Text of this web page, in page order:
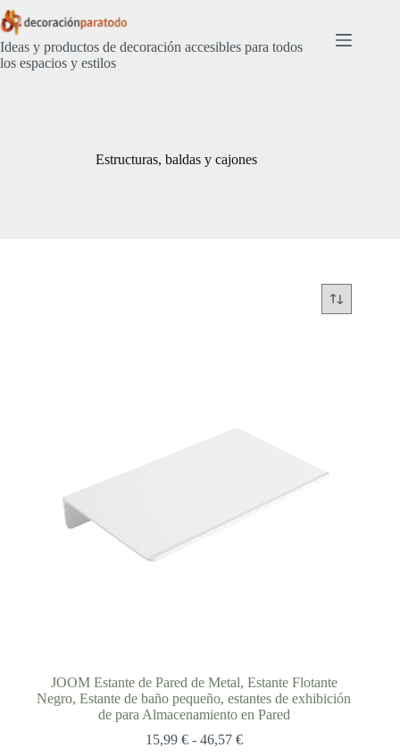
Saltar
al
contenido
Ideas y productos de decoración accesibles para todos
los espacios y estilos
Estructuras, baldas y cajones
JOOM Estante de Pared de Metal, Estante Flotante
Negro, Estante de baño pequeño, estantes de exhibición
de para Almacenamiento en Pared
15,99 € - 46,57 €Rango